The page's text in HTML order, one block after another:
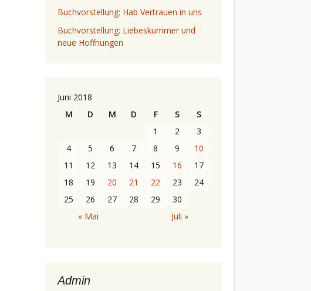
Buchvorstellung: Hab Vertrauen in uns
Buchvorstellung: Liebeskummer und
neue Hoffnungen
Juni 2018
M
D M D F S
S
1
2
3
4
5 6 7 8 9
10
11
12 13 14 15 16
17
18
19 20 21 22 23
24
25
26 27 28 29
30
« Mai
Juli »
Admin